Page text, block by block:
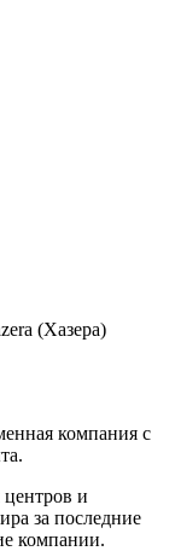
(Хазера)
компания с
и
за последние
компании.